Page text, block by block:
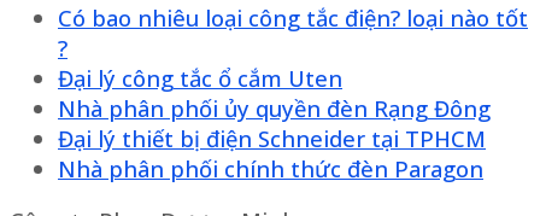
Có bao nhiêu loại công tắc điện? loại nào tốt
?
Đại lý công tắc ổ cắm Uten
Nhà phân phối ủy quyền đèn Rạng Đông
Đại lý thiết bị điện Schneider tại TPHCM
Nhà phân phối chính thức đèn Paragon